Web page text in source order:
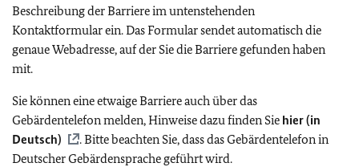
Beschreibung der Barriere im untenstehenden
Kontaktformular ein. Das Formular sendet automatisch die
genaue Webadresse, auf der Sie die Barriere gefunden haben
mit.
Sie können eine etwaige Barriere auch über das
Gebärdentelefon melden, Hinweise dazu finden Sie hier (in
Deutsch)
. Bitte beachten Sie, dass das Gebärdentelefon in
Deutscher Gebärdensprache geführt wird.